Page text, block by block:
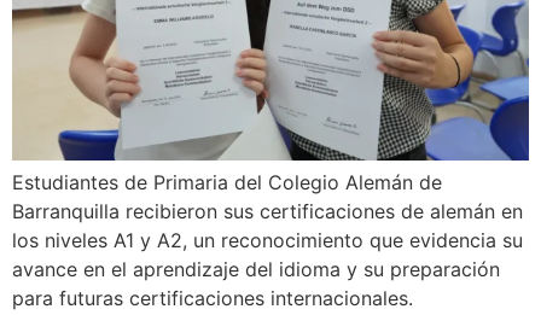
Estudiantes de Primaria del Colegio Alemán de
Barranquilla recibieron sus certificaciones de alemán en
los niveles A1 y A2, un reconocimiento que evidencia su
avance en el aprendizaje del idioma y su preparación
para futuras certificaciones internacionales.